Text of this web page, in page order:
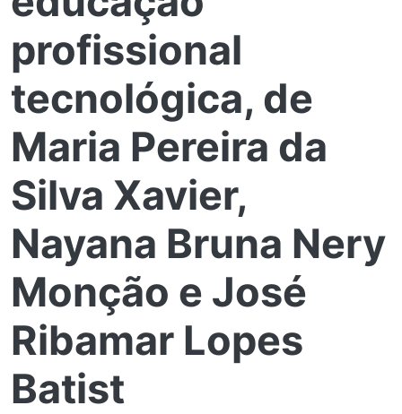
profissional
tecnológica, de
Maria Pereira da
Silva Xavier,
Nayana Bruna Nery
Monção e José
Ribamar Lopes
Batist